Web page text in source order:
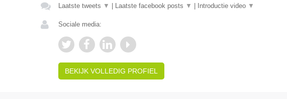
Laatste tweets ▼ Laatste facebook posts ▼ Introductie video ▼
Sociale media:
BEKIJK VOLLEDIG PROFIEL